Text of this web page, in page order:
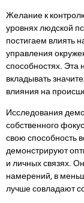
Желание к
уровнях людской
постигаем влиять
управления
способностях. Эта
вкладывать
влияния на
Исследования
собственного
свою способность
демонстрируют
и личных связях.
намерений, в
лучше совладают